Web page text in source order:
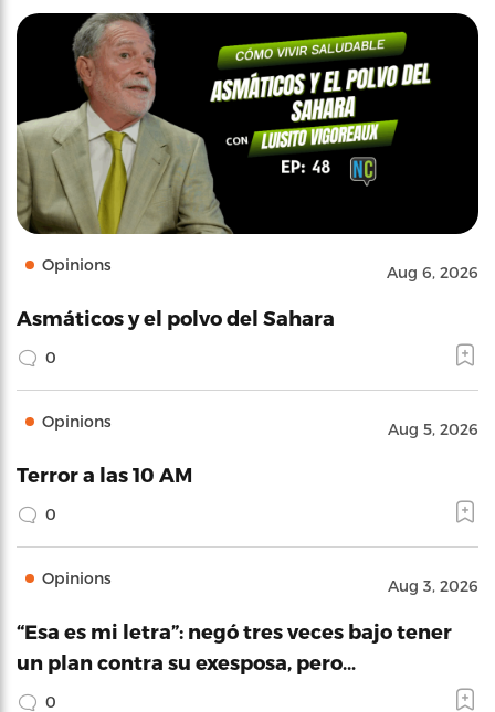
Opinions Aug 6, 2026
Asmáticos y el polvo del Sahara
0
Opinions Aug 5, 2026
Terror a las 10 AM
0
Opinions Aug 3, 2026
“Esa es mi letra”: negó tres veces bajo tener
un plan contra su exesposa, pero…
0